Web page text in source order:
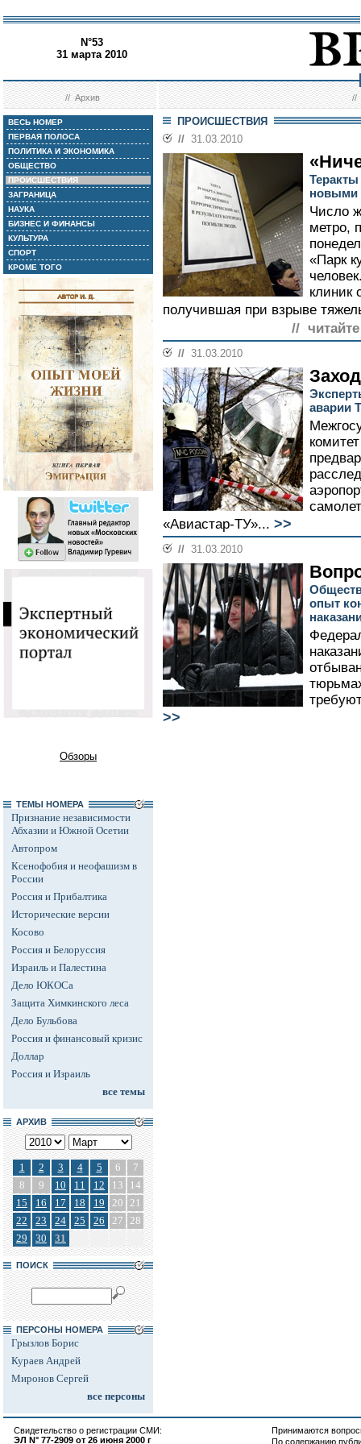
N°53
31 марта 2010
//Архив //
ВЕСЬ НОМЕР
ПЕРВАЯ ПОЛОСА
ПОЛИТИКА И ЭКОНОМИКА
ОБЩЕСТВО
ПРОИСШЕСТВИЯ
ЗАГРАНИЦА
НАУКА
БИЗНЕС И ФИНАНСЫ
КУЛЬТУРА
СПОРТ
КРОМЕ ТОГО
Обзоры
ТЕМЫ НОМЕРА
Признание независимости
Абхазии и Южной Осетии
Автопром
Ксенофобия и неофашизм в
России
Россия и Прибалтика
Исторические версии
Косово
Россия и Белоруссия
Израиль и Палестина
Дело ЮКОСа
Защита Химкинского леса
Дело Бульбова
Россия и финансовый кризис
Доллар
Россия и Израиль
все темы
АРХИВ
1 2 3 4 5 6
7
8
9 10 11 12 13
14
15
16 17 18 19 20 21
22
23 24 25 26 27 28
29
30 31
ПОИСК
ПЕРСОНЫ НОМЕРА
Грызлов Борис
Кураев Андрей
Миронов Сергей
все персоны
ПРОИСШЕСТВИЯ
// 31.03.2010
новыми
Число
метро,
«Парк
клиник
получившая при взрыве
//
// 31.03.2010
аварии
«Авиастар-ТУ»... >>
// 31.03.2010
опыт
>>
Свидетельство о регистрации СМИ:
ЭЛ N° 77-2909 от 26 июня 2000 г
Принимаются
По содержанию